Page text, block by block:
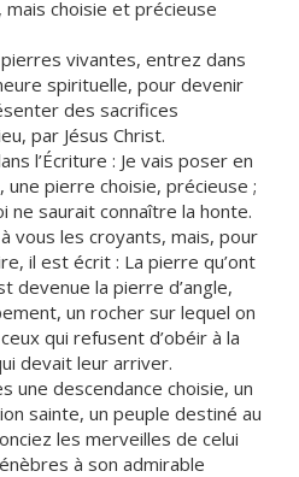
choisie et précieuse
vivantes, entrez dans
spirituelle, pour devenir
des sacrifices
par Jésus Christ.
l’Écriture : Je vais poser en
une pierre choisie, précieuse ;
ne saurait connaître la honte.
vous les croyants, mais, pour
il est écrit : La pierre qu’ont
devenue la pierre d’angle,
un rocher sur lequel on
qui refusent d’obéir à la
devait leur arriver.
une descendance choisie, un
sainte, un peuple destiné au
les merveilles de celui
à son admirable